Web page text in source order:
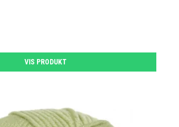
VIS PRODUKT